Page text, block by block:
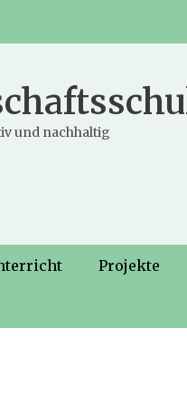
und nachhaltig
Projekte